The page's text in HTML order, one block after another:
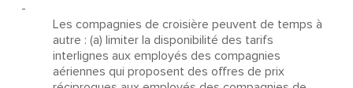
-
Les compagnies de croisière peuvent de temps à
autre : (a) limiter la disponibilité des tarifs
interlignes aux employés des compagnies
aériennes qui proposent des offres de prix